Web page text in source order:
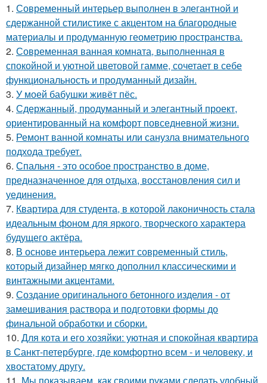
1. Современный интерьер выполнен в элегантной и
сдержанной стилистике с акцентом на благородные
материалы и продуманную геометрию пространства.
2. Современная ванная комната, выполненная в
спокойной и уютной цветовой гамме, сочетает в себе
функциональность и продуманный дизайн.
3. У моей бабушки живёт пёс.
4. Сдержанный, продуманный и элегантный проект,
ориентированный на комфорт повседневной жизни.
5. Ремонт ванной комнаты или санузла внимательного
подхода требует.
6. Спальня - это особое пространство в доме,
предназначенное для отдыха, восстановления сил и
уединения.
7. Квартира для студента, в которой лаконичность стала
идеальным фоном для яркого, творческого характера
будущего актёра.
8. В основе интерьера лежит современный стиль,
который дизайнер мягко дополнил классическими и
винтажными акцентами.
9. Создание оригинального бетонного изделия - от
замешивания раствора и подготовки формы до
финальной обработки и сборки.
10. Для кота и его хозяйки: уютная и спокойная квартира
в Санкт-петербурге, где комфортно всем - и человеку, и
хвостатому другу.